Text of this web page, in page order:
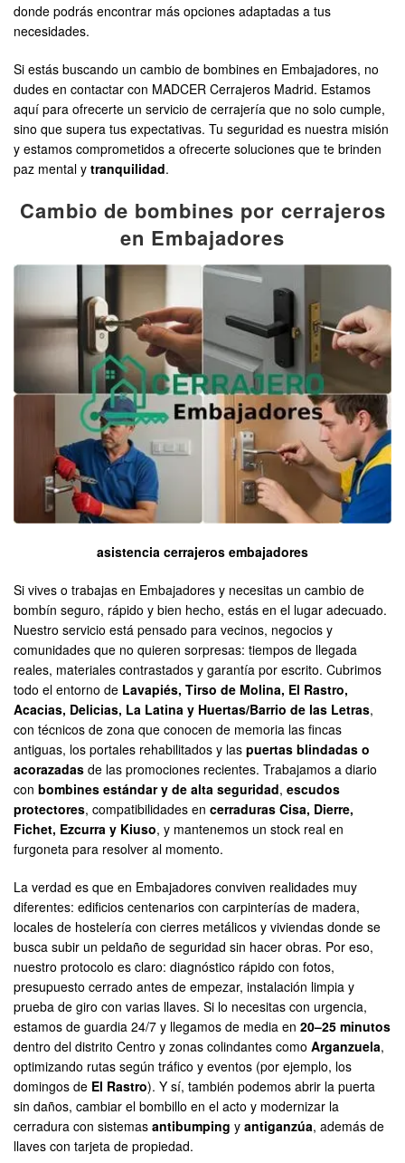
donde podrás encontrar más opciones adaptadas a tus
necesidades.
Si estás buscando un cambio de bombines en Embajadores, no
dudes en contactar con MADCER Cerrajeros Madrid. Estamos
aquí para ofrecerte un servicio de cerrajería que no solo cumple,
sino que supera tus expectativas. Tu seguridad es nuestra misión
y estamos comprometidos a ofrecerte soluciones que te brinden
paz mental y tranquilidad.
Cambio de bombines por cerrajeros
en Embajadores
asistencia cerrajeros embajadores
Si vives o trabajas en Embajadores y necesitas un cambio de
bombín seguro, rápido y bien hecho, estás en el lugar adecuado.
Nuestro servicio está pensado para vecinos, negocios y
comunidades que no quieren sorpresas: tiempos de llegada
reales, materiales contrastados y garantía por escrito. Cubrimos
todo el entorno de Lavapiés, Tirso de Molina, El Rastro,
Acacias, Delicias, La Latina y Huertas/Barrio de las Letras,
con técnicos de zona que conocen de memoria las fincas
antiguas, los portales rehabilitados y las puertas blindadas o
acorazadas de las promociones recientes. Trabajamos a diario
con bombines estándar y de alta seguridad, escudos
protectores, compatibilidades en cerraduras Cisa, Dierre,
Fichet, Ezcurra y Kiuso, y mantenemos un stock real en
furgoneta para resolver al momento.
La verdad es que en Embajadores conviven realidades muy
diferentes: edificios centenarios con carpinterías de madera,
locales de hostelería con cierres metálicos y viviendas donde se
busca subir un peldaño de seguridad sin hacer obras. Por eso,
nuestro protocolo es claro: diagnóstico rápido con fotos,
presupuesto cerrado antes de empezar, instalación limpia y
prueba de giro con varias llaves. Si lo necesitas con urgencia,
estamos de guardia 24/7 y llegamos de media en 20–25 minutos
dentro del distrito Centro y zonas colindantes como Arganzuela,
optimizando rutas según tráfico y eventos (por ejemplo, los
domingos de El Rastro). Y sí, también podemos abrir la puerta
sin daños, cambiar el bombillo en el acto y modernizar la
cerradura con sistemas antibumping y antiganzúa, además de
llaves con tarjeta de propiedad.